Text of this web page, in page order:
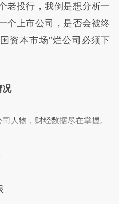
老投行，我倒是想分析一
个上市公司，是否会被终
资本市场“烂公司必须下
人物，财经数据尽在掌握。